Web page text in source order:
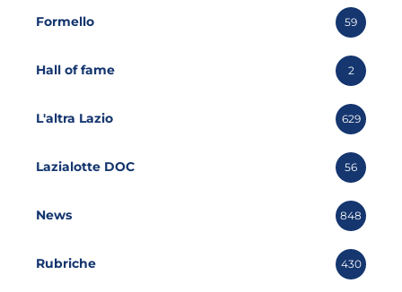
Formello 59
Hall of fame 2
L'altra Lazio 629
Lazialotte DOC 56
News 848
Rubriche 430